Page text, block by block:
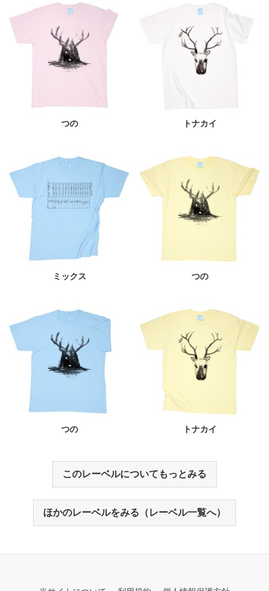
つの トナカイ
ミックス つの
つの トナカイ
このレーベルについてもっとみる
ほかのレーベルをみる（レーベル一覧へ）